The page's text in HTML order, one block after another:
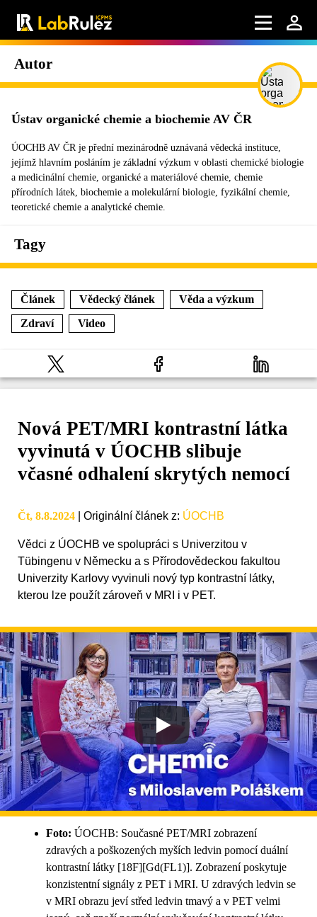
Autor
Ústav organické chemie a biochemie AV ČR
ÚOCHB AV ČR je přední mezinárodně uznávaná vědecká instituce,
jejímž hlavním posláním je základní výzkum v oblasti chemické biologie
a medicinální chemie, organické a materiálové chemie, chemie
přírodních látek, biochemie a molekulární biologie, fyzikální chemie,
teoretické chemie a analytické chemie.
Tagy
Článek Vědecký článek
Věda a výzkum
Zdraví
Video
Nová PET/MRI kontrastní látka
vyvinutá v ÚOCHB slibuje
včasné odhalení skrytých nemocí
Čt, 8.8.2024 Originální článek z: ÚOCHB
Vědci z ÚOCHB ve spolupráci s Univerzitou v
Tübingenu v Německu a s Přírodovědeckou fakultou
Univerzity Karlovy vyvinuli nový typ kontrastní látky,
kterou lze použít zároveň v MRI i v PET.
Foto: ÚOCHB: Současné PET/MRI zobrazení
zdravých a poškozených myších ledvin pomocí duální
kontrastní látky [18F][Gd(FL1)]. Zobrazení poskytuje
konzistentní signály z PET i MRI. U zdravých ledvin se
v MRI obrazu jeví střed ledvin tmavý a v PET velmi